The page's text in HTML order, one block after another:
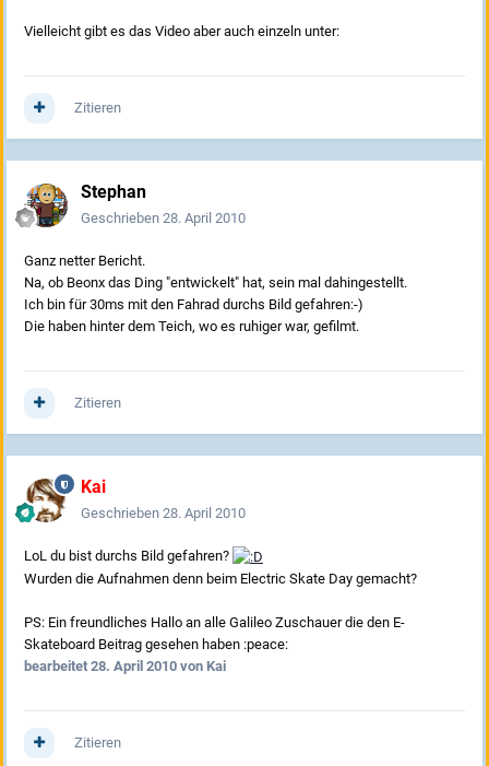
Vielleicht gibt es das Video aber auch einzeln unter:
Zitieren
Stephan
Geschrieben 28. April 2010
Ganz netter Bericht.
Na, ob Beonx das Ding "entwickelt" hat, sein mal dahingestellt.
Ich bin für 30ms mit den Fahrad durchs Bild gefahren:-)
Die haben hinter dem Teich, wo es ruhiger war, gefilmt.
Zitieren
Kai
Geschrieben 28. April 2010
LoL du bist durchs Bild gefahren?
Wurden die Aufnahmen denn beim Electric Skate Day gemacht?
PS: Ein freundliches Hallo an alle Galileo Zuschauer die den E-
Skateboard Beitrag gesehen haben :peace:
bearbeitet 28. April 2010 von Kai
Zitieren